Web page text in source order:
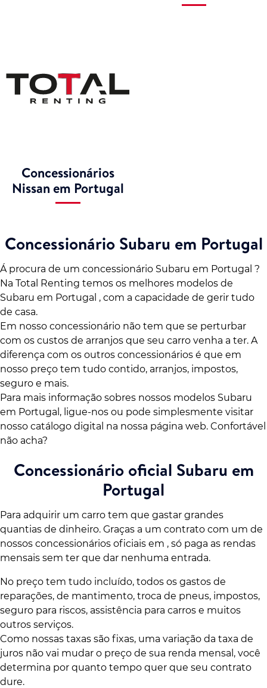
Concessionários
Nissan em Portugal
Concessionário Subaru em Portugal
Á procura de um concessionário Subaru em Portugal ?
Na Total Renting temos os melhores modelos de
Subaru em Portugal , com a capacidade de gerir tudo
de casa.
Em nosso concessionário não tem que se perturbar
com os custos de arranjos que seu carro venha a ter. A
diferença com os outros concessionários é que em
nosso preço tem tudo contido, arranjos, impostos,
seguro e mais.
Para mais informação sobres nossos modelos Subaru
em Portugal, ligue-nos ou pode simplesmente visitar
nosso catálogo digital na nossa página web. Confortável
não acha?
Concessionário oficial Subaru em
Portugal
Para adquirir um carro tem que gastar grandes
quantias de dinheiro. Graças a um contrato com um de
nossos concessionários oficiais em , só paga as rendas
mensais sem ter que dar nenhuma entrada.
No preço tem tudo incluído, todos os gastos de
reparações, de mantimento, troca de pneus, impostos,
seguro para riscos, assistência para carros e muitos
outros serviços.
Como nossas taxas são fixas, uma variação da taxa de
juros não vai mudar o preço de sua renda mensal, você
determina por quanto tempo quer que seu contrato
dure.